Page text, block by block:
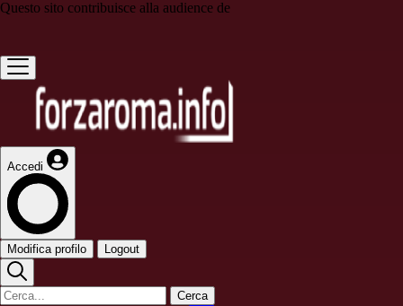
Questo sito contribuisce alla audience de
Accedi
Modifica profilo Logout
Cerca